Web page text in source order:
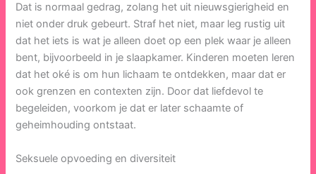
Dat is normaal gedrag, zolang het uit nieuwsgierigheid en
niet onder druk gebeurt. Straf het niet, maar leg rustig uit
dat het iets is wat je alleen doet op een plek waar je alleen
bent, bijvoorbeeld in je slaapkamer. Kinderen moeten leren
dat het oké is om hun lichaam te ontdekken, maar dat er
ook grenzen en contexten zijn. Door dat liefdevol te
begeleiden, voorkom je dat er later schaamte of
geheimhouding ontstaat.
Seksuele opvoeding en diversiteit